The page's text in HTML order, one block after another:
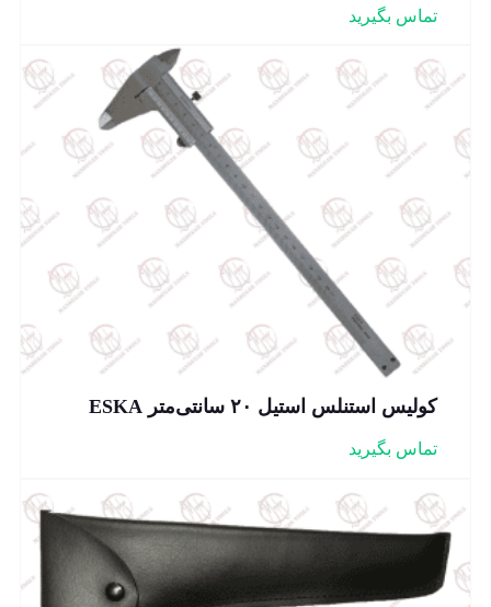
تماس بگیرید
کولیس استنلس استیل ۲۰ سانتی‌متر ESKA
تماس بگیرید